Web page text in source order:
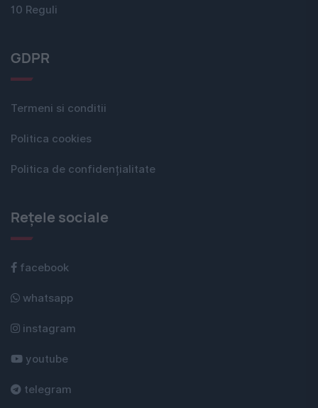
10 Reguli
GDPR
Termeni si conditii
Politica cookies
Politica de confidențialitate
Rețele sociale
facebook
whatsapp
instagram
youtube
telegram